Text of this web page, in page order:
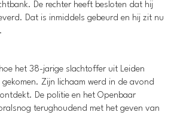
De rechter heeft besloten dat hij
Dat is inmiddels gebeurd en hij zit nu
het 38-jarige slachtoffer uit Leiden
gekomen. Zijn lichaam werd in de avond
De politie en het Openbaar
terughoudend met het geven van